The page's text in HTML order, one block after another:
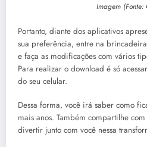
Imagem (Fonte:
Portanto, diante dos aplicativos
sua preferência, entre na
e faça as modificações com vários
Para realizar o download é só
do seu celular.
Dessa forma, você irá saber como
mais anos. Também compartilhe
divertir junto com você nessa